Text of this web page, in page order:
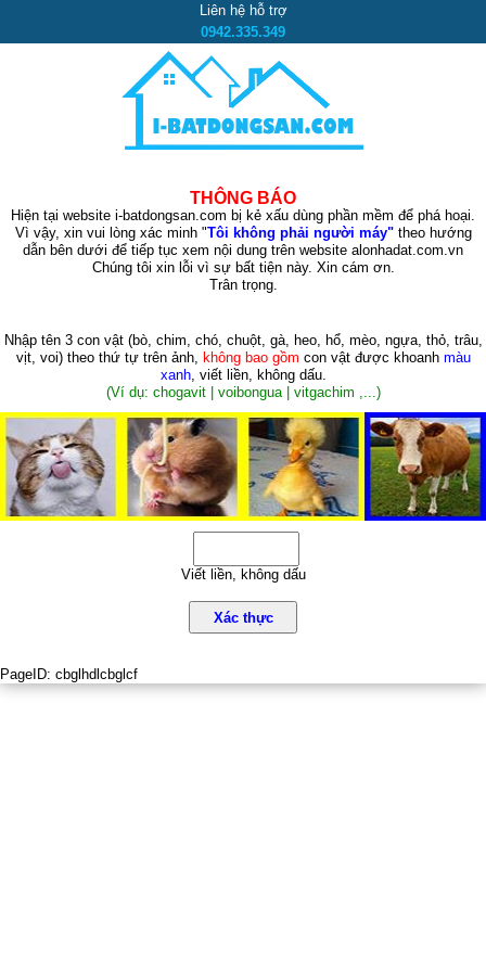
Liên hệ hỗ trợ
0942.335.349
THÔNG BÁO
Hiện tại website i-batdongsan.com bị kẻ xấu dùng phần mềm để phá hoại.
Vì vậy, xin vui lòng xác minh "Tôi không phải người máy"theo hướng
dẫn bên dưới để tiếp tục xem nội dung trên website alonhadat.com.vn
Chúng tôi xin lỗi vì sự bất tiện này. Xin cám ơn.
Trân trọng.
Nhập tên 3 con vật (bò, chim, chó, chuột, gà, heo, hổ, mèo, ngựa, thỏ, trâu,
vịt, voi)theo thứ tự trên ảnh, không bao gồm con vật được khoanh màu
xanh, viết liền, không dấu.
(Ví dụ: chogavit | voibongua | vitgachim ,...)
Viết liền, không dấu
Xác thực
PageID: cbglhdlcbglcf